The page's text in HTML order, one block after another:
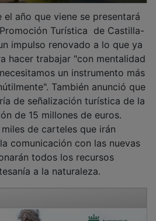
Turística de Castilla-
impulso renovado a lo que ya
hacer trabajar "con mentalidad
un instrumento más
También anunció que
de señalización turística de la
de 15 millones de euros.
de carteles que irán
comunicación con las nuevas
todos los recursos
a la naturaleza.